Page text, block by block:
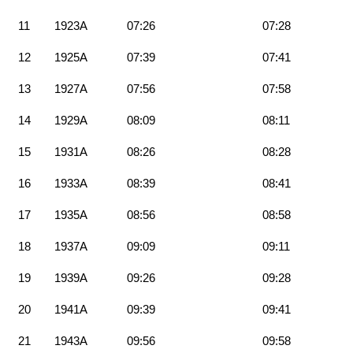
11 1923A 07:26 07:28
12 1925A 07:39 07:41
13 1927A 07:56 07:58
14 1929A 08:09 08:11
15 1931A 08:26 08:28
16 1933A 08:39 08:41
17 1935A 08:56 08:58
18 1937A 09:09 09:11
19 1939A 09:26 09:28
20 1941A 09:39 09:41
21 1943A 09:56 09:58